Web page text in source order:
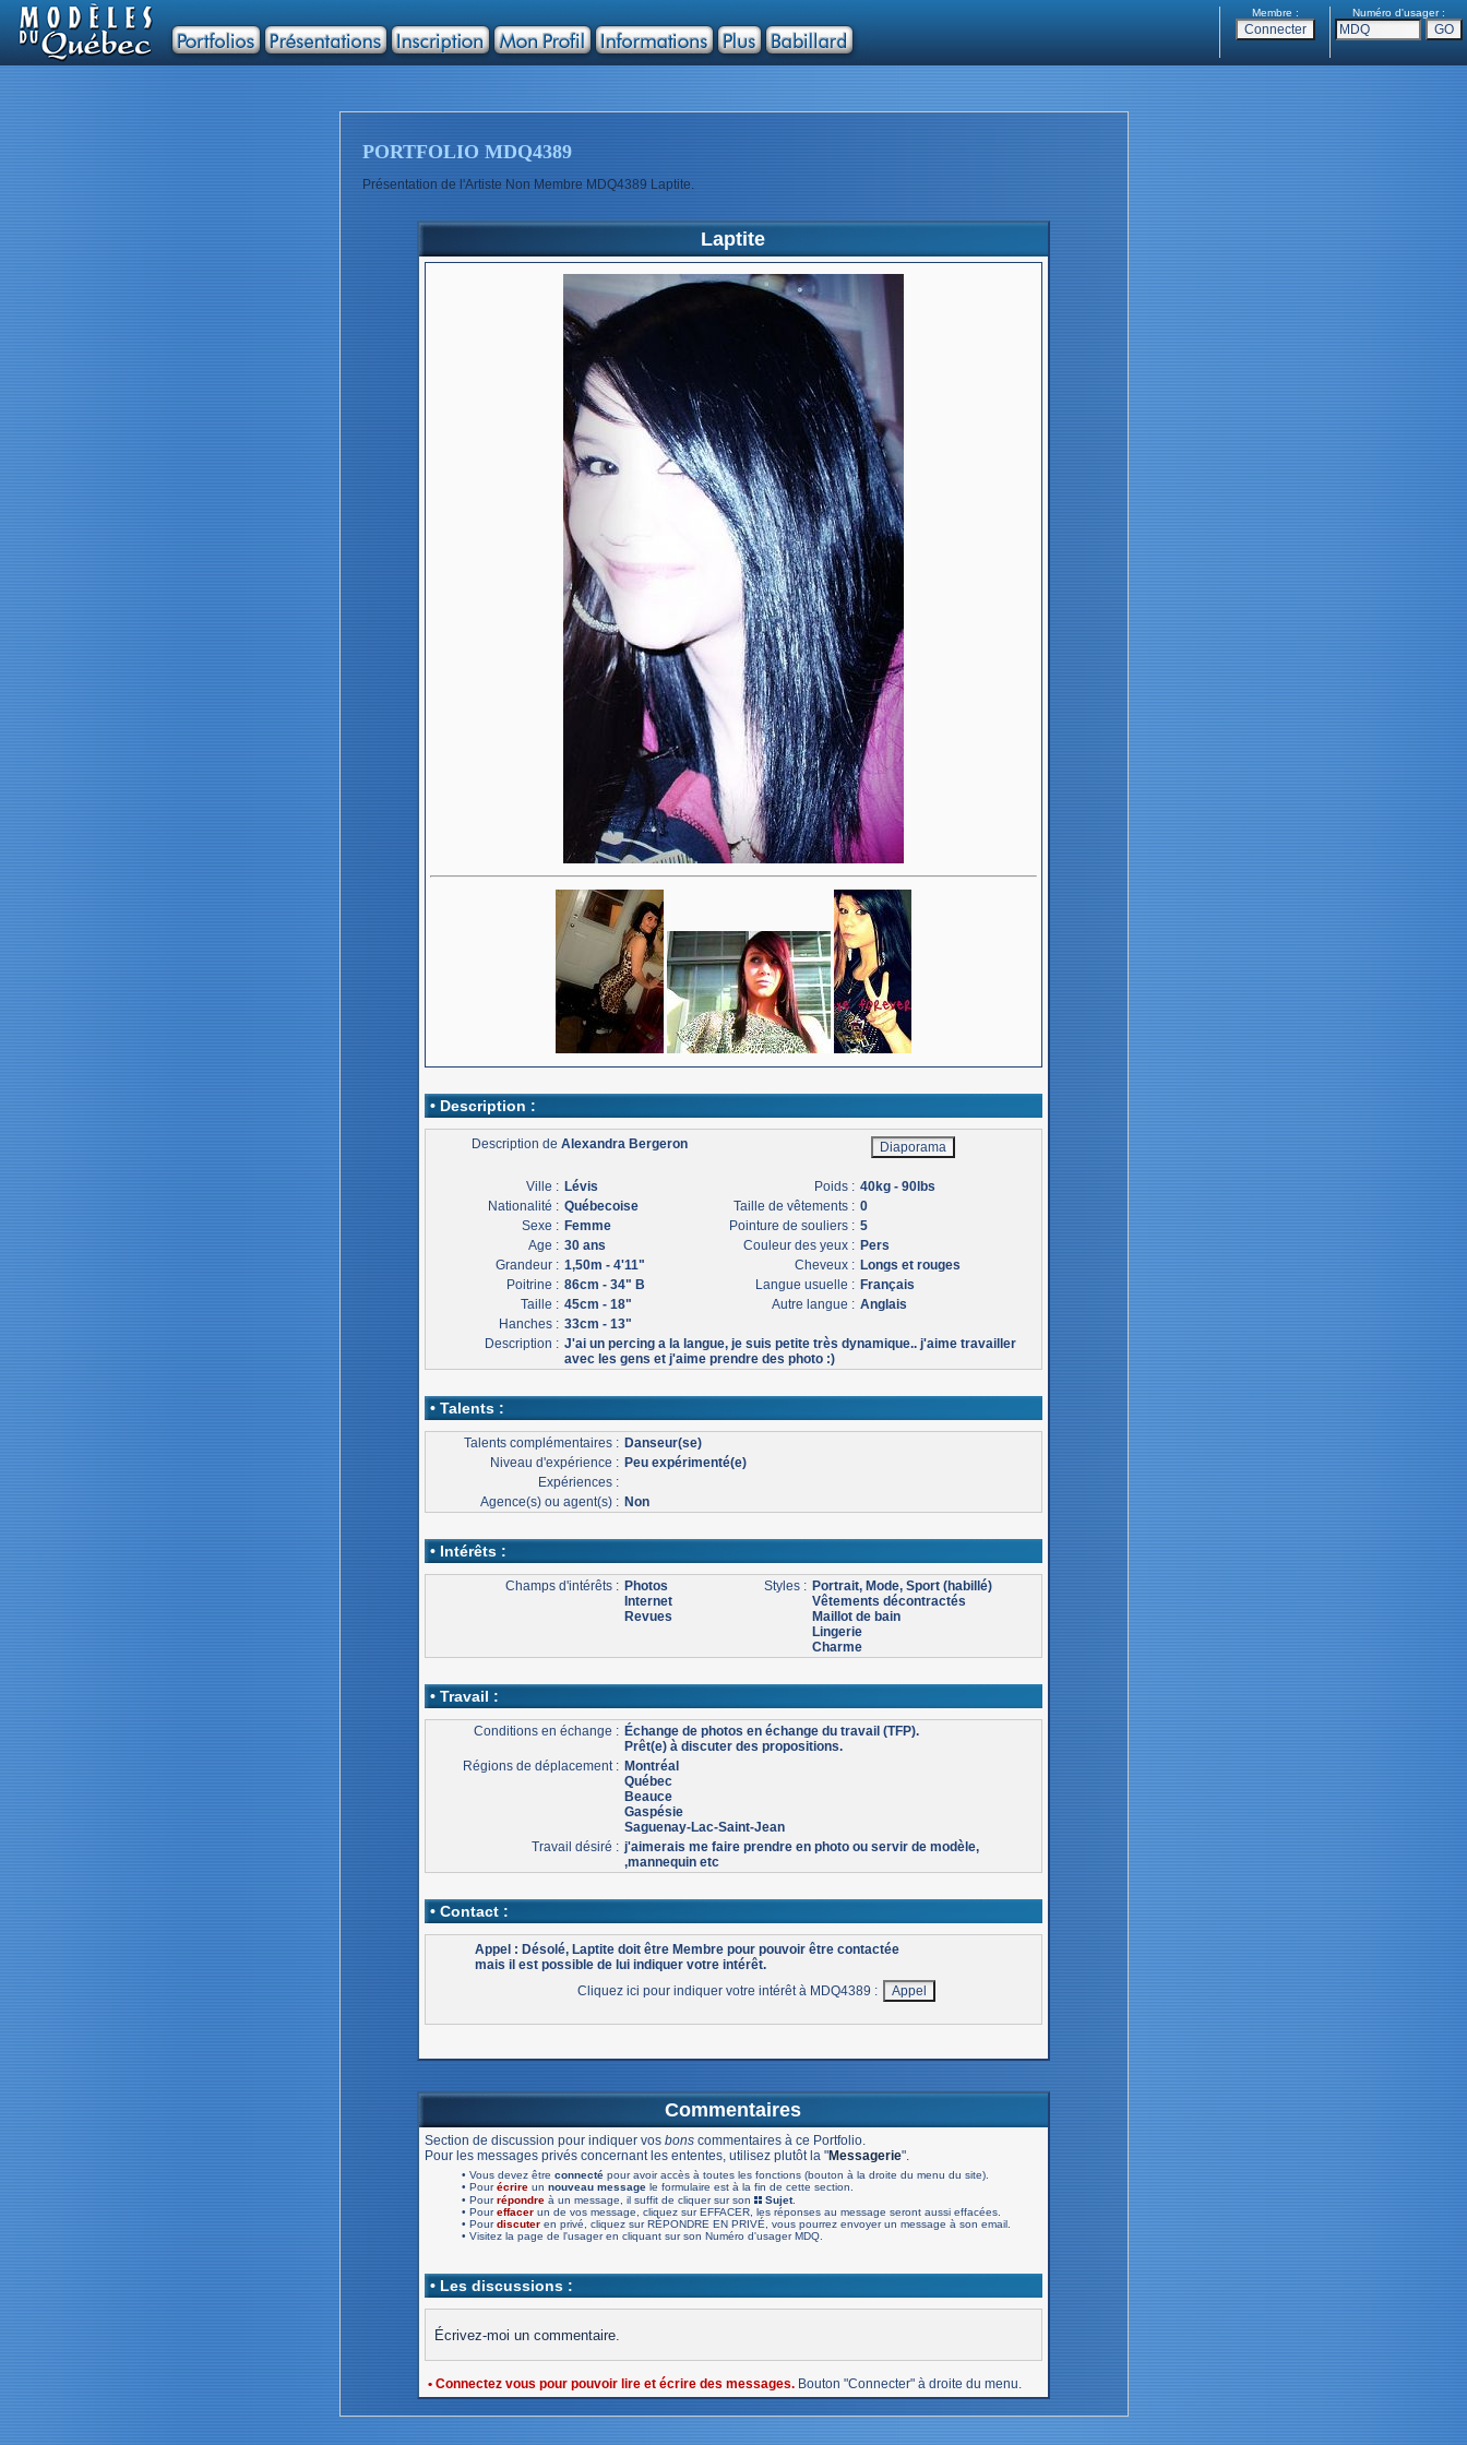
Membre : Numéro d'usager :
PORTFOLIO MDQ4389
Présentation de l'Artiste Non Membre MDQ4389 Laptite.
Laptite
• Description :
Description deAlexandra Bergeron
Ville : Lévis
Nationalité : Québecoise
Sexe : Femme
Age : 30 ans
Grandeur : 1,50m - 4'11"
Poitrine : 86cm - 34" B
Taille : 45cm - 18"
Hanches : 33cm - 13"
Poids : 40kg - 90lbs
Taille de vêtements : 0
Pointure de souliers : 5
Couleur des yeux : Pers
Cheveux : Longs et rouges
Langue usuelle : Français
Autre langue : Anglais
Description : J'ai un percing a la langue, je suis petite très dynamique.. j'aime travailler
avec les gens et j'aime prendre des photo :)
• Talents :
Talents complémentaires : Danseur(se)
Niveau d'expérience : Peu expérimenté(e)
Expériences :
Agence(s) ou agent(s) : Non
• Intérêts :
Champs d'intérêts : Photos
Internet
Revues
Styles : Portrait, Mode, Sport (habillé)
Vêtements décontractés
Maillot de bain
Lingerie
Charme
• Travail :
Conditions en échange : Échange de photos en échange du travail (TFP).
Prêt(e) à discuter des propositions.
Régions de déplacement : Montréal
Québec
Beauce
Gaspésie
Saguenay-Lac-Saint-Jean
Travail désiré : j'aimerais me faire prendre en photo ou servir de modèle,
,mannequin etc
• Contact :
Appel : Désolé, Laptite doit être Membre pour pouvoir être contactée
mais il est possible de lui indiquer votre intérêt.
Cliquez ici pour indiquer votre intérêt à MDQ4389 :
Commentaires
Section de discussion pour indiquer vos bonscommentaires à ce Portfolio.
Pour les messages privés concernant les ententes, utilisez plutôt la "Messagerie".
• Vous devez être connectépour avoir accès à toutes les fonctions (bouton à la droite du menu du site).
• Pourécrireun nouveau messagele formulaire est à la fin de cette section.
• Pourrépondreà un message, il suffit de cliquer sur son Sujet.
• Poureffacerun de vos message, cliquez sur EFFACER, les réponses au message seront aussi effacées.
• Pourdiscuteren privé, cliquez sur RÉPONDRE EN PRIVÉ, vous pourrez envoyer un message à son email.
• Visitez la page de l'usager en cliquant sur son Numéro d'usager MDQ.
• Les discussions :
Écrivez-moi un commentaire.
• Connectez vous pour pouvoir lire et écrire des messages.Bouton "Connecter" à droite du menu.